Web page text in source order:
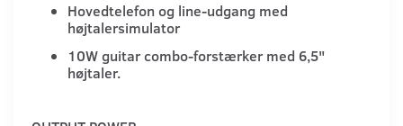
Hovedtelefon og line-udgang med
højtalersimulator
10W guitar combo-forstærker med 6,5"
højtaler.